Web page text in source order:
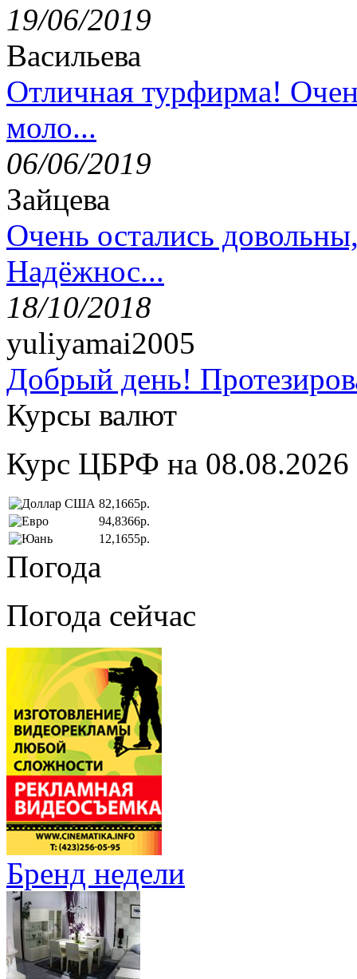
19/06/2019
Васильева
Отличная турфирма!
моло...
06/06/2019
Зайцева
Очень остались
Надёжнос...
18/10/2018
yuliyamai2005
Добрый день!
Курсы валют
Курс ЦБРФ на 08.08.2026
82,1665р.
94,8366р.
12,1655р.
Погода
Погода сейчас
Бренд недели